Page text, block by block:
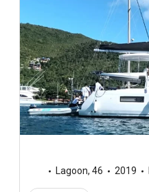
Lagoon, 46 2019